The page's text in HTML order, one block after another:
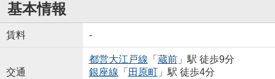
基本情報
賃料 -
交通
都営大江戸線 「 蔵前」駅 徒歩9分
銀座線 「 田原町」駅 徒歩4分